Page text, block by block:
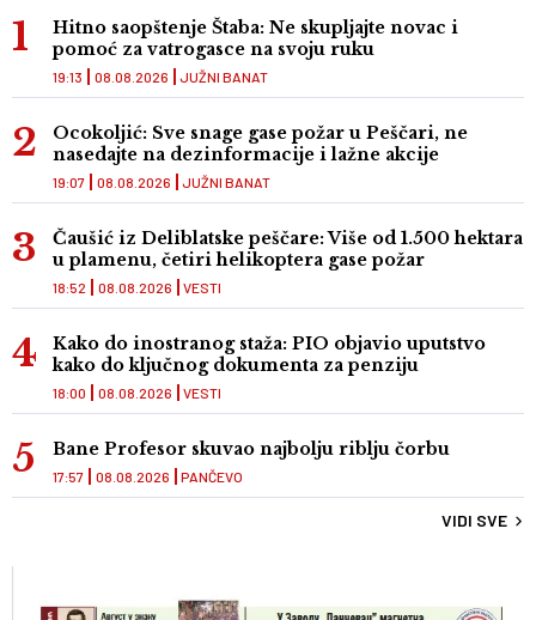
Hitno saopštenje Štaba: Ne skupljajte novac i
pomoć za vatrogasce na svoju ruku
JUŽNI BANAT
19:13 08.08.2026
Ocokoljić: Sve snage gase požar u Peščari, ne
nasedajte na dezinformacije i lažne akcije
JUŽNI BANAT
19:07 08.08.2026
Čaušić iz Deliblatske peščare: Više od 1.500 hektara
u plamenu, četiri helikoptera gase požar
VESTI
18:52 08.08.2026
Kako do inostranog staža: PIO objavio uputstvo
kako do ključnog dokumenta za penziju
VESTI
18:00 08.08.2026
Bane Profesor skuvao najbolju riblju čorbu
PANČEVO
17:57 08.08.2026
VIDI SVE